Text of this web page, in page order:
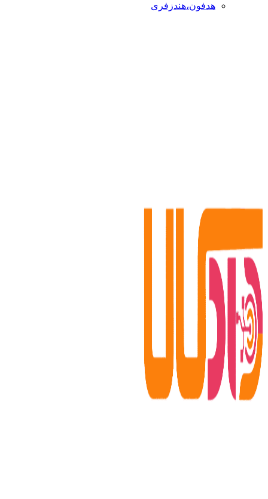
هدفون،هندزفری